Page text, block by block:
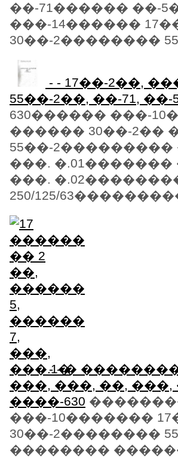
��-71������ ��-
���-14������
30��-2��������
- - 17��-2��,
55��-2��, ��-71, ��-
630������ ���-
������ 30��-2��
55��-
���.
���.
250/125/
- - �
���, ���, ��,
����-630
���-10�������
30��-2��������
��������